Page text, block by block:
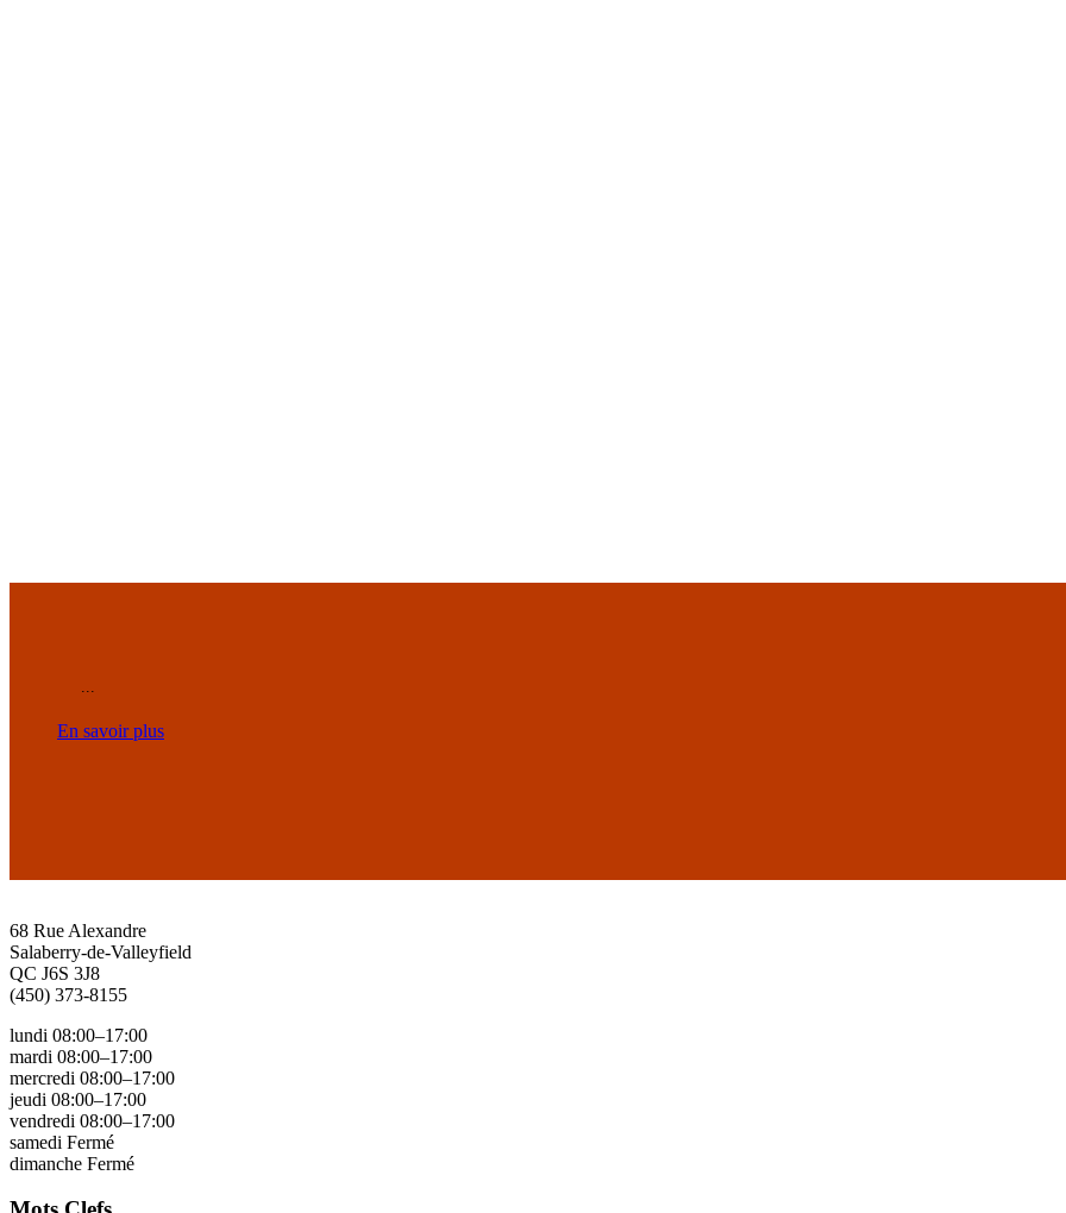
En savoir plus
68 Rue Alexandre
Salaberry-de-Valleyfield
QC J6S 3J8
(450) 373-8155
lundi 08:00–17:00
mardi 08:00–17:00
mercredi 08:00–17:00
jeudi 08:00–17:00
vendredi 08:00–17:00
samedi Fermé
dimanche Fermé